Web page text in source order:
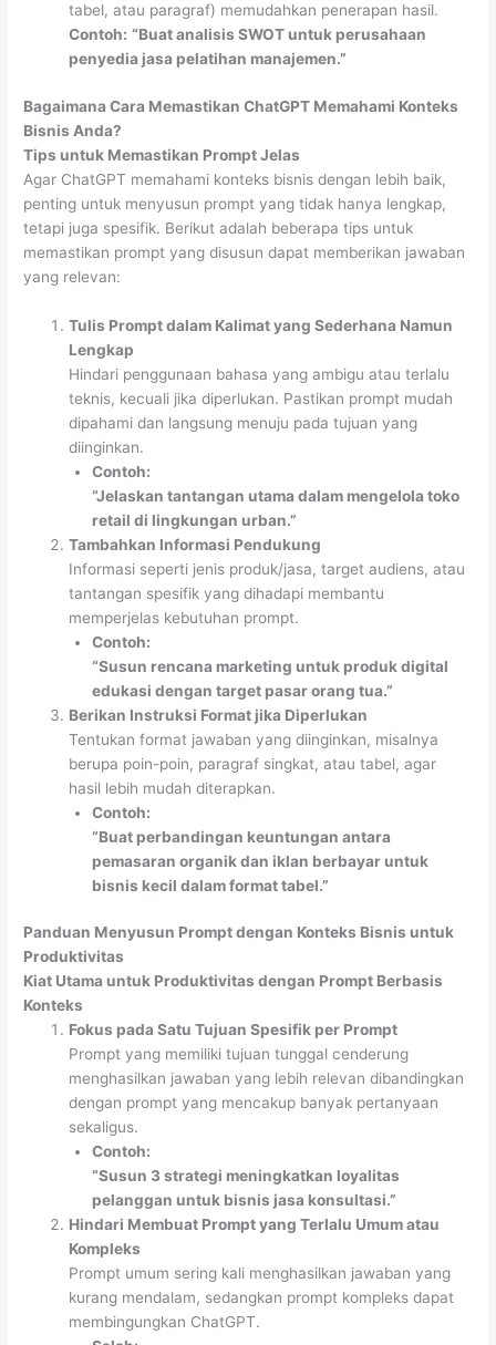
tabel, atau paragraf) memudahkan penerapan hasil.
Contoh: “Buat analisis SWOT untuk perusahaan
penyedia jasa pelatihan manajemen.”
Bagaimana Cara Memastikan ChatGPT Memahami Konteks
Bisnis Anda?
Tips untuk Memastikan Prompt Jelas
Agar ChatGPT memahami konteks bisnis dengan lebih baik,
penting untuk menyusun prompt yang tidak hanya lengkap,
tetapi juga spesifik. Berikut adalah beberapa tips untuk
memastikan prompt yang disusun dapat memberikan jawaban
yang relevan:
Tulis Prompt dalam Kalimat yang Sederhana Namun
Lengkap
Hindari penggunaan bahasa yang ambigu atau terlalu
teknis, kecuali jika diperlukan. Pastikan prompt mudah
dipahami dan langsung menuju pada tujuan yang
diinginkan.
Contoh:
“Jelaskan tantangan utama dalam mengelola toko
retail di lingkungan urban.”
Tambahkan Informasi Pendukung
Informasi seperti jenis produk/jasa, target audiens, atau
tantangan spesifik yang dihadapi membantu
memperjelas kebutuhan prompt.
Contoh:
“Susun rencana marketing untuk produk digital
edukasi dengan target pasar orang tua.”
Berikan Instruksi Format jika Diperlukan
Tentukan format jawaban yang diinginkan, misalnya
berupa poin-poin, paragraf singkat, atau tabel, agar
hasil lebih mudah diterapkan.
Contoh:
“Buat perbandingan keuntungan antara
pemasaran organik dan iklan berbayar untuk
bisnis kecil dalam format tabel.”
Panduan Menyusun Prompt dengan Konteks Bisnis untuk
Produktivitas
Kiat Utama untuk Produktivitas dengan Prompt Berbasis
Konteks
Fokus pada Satu Tujuan Spesifik per Prompt
Prompt yang memiliki tujuan tunggal cenderung
menghasilkan jawaban yang lebih relevan dibandingkan
dengan prompt yang mencakup banyak pertanyaan
sekaligus.
Contoh:
“Susun 3 strategi meningkatkan loyalitas
pelanggan untuk bisnis jasa konsultasi.”
Hindari Membuat Prompt yang Terlalu Umum atau
Kompleks
Prompt umum sering kali menghasilkan jawaban yang
kurang mendalam, sedangkan prompt kompleks dapat
membingungkan ChatGPT.